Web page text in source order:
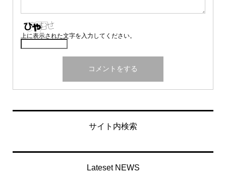
上に表示された文字を入力してください。
サイト内検索
Lateset NEWS